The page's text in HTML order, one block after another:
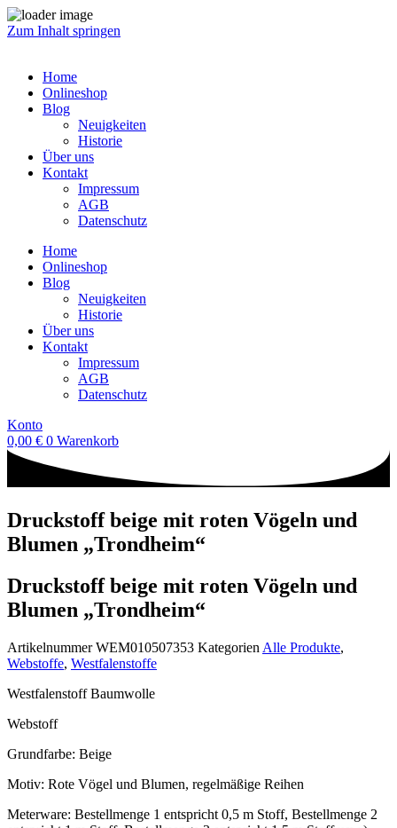
Zum Inhalt springen
Home
Onlineshop
Blog
Neuigkeiten
Historie
Über uns
Kontakt
Impressum
AGB
Datenschutz
Home
Onlineshop
Blog
Neuigkeiten
Historie
Über uns
Kontakt
Impressum
AGB
Datenschutz
Konto
0,00 € 0 Warenkorb
Druckstoff beige mit roten Vögeln und
Blumen „Trondheim“
Druckstoff beige mit roten Vögeln und
Blumen „Trondheim“
ArtikelnummerWEM010507353 Kategorien Alle Produkte,
Webstoffe, Westfalenstoffe
Westfalenstoff Baumwolle
Webstoff
Grundfarbe: Beige
Motiv: Rote Vögel und Blumen, regelmäßige Reihen
Meterware: Bestellmenge 1 entspricht 0,5 m Stoff, Bestellmenge 2